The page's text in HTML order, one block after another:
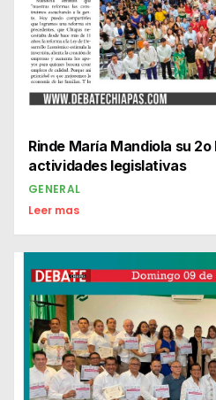
Rinde María Mandiola su
actividades legislativas
GENERAL
Leer mas